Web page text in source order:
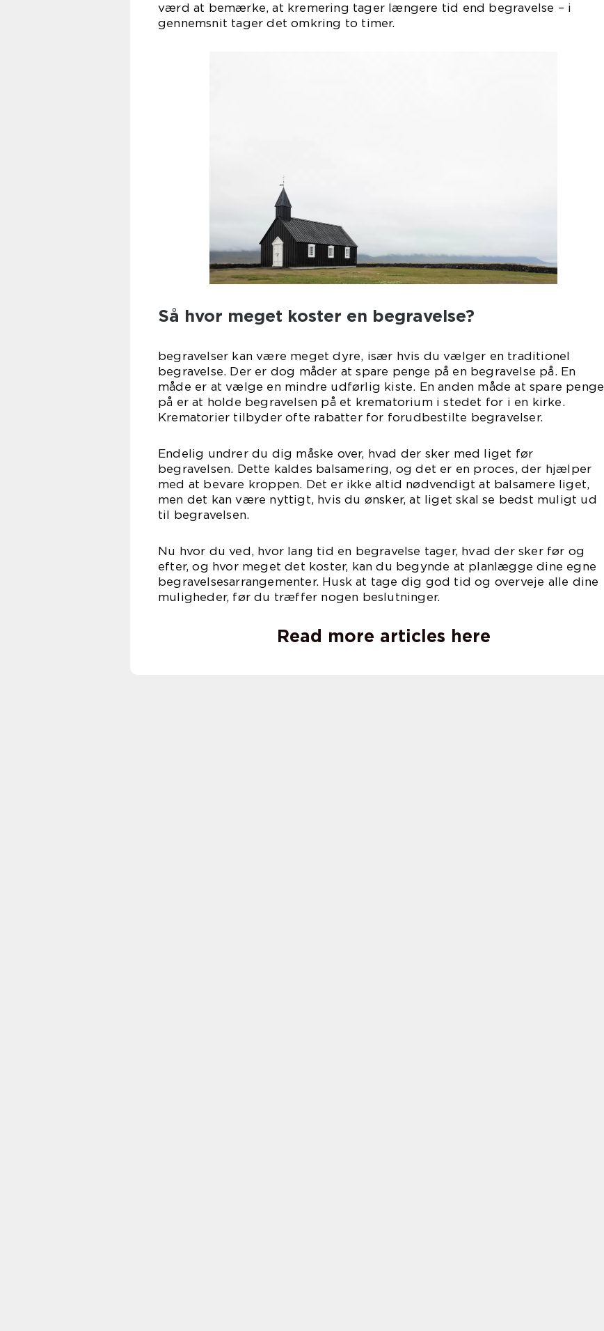
værd at bemærke, at kremering tager længere tid end begravelse – i
gennemsnit tager det omkring to timer.
Så hvor meget koster en begravelse?
begravelser kan være meget dyre, især hvis du vælger en traditionel
begravelse. Der er dog måder at spare penge på en begravelse på. En
måde er at vælge en mindre udførlig kiste. En anden måde at spare penge
på er at holde begravelsen på et krematorium i stedet for i en kirke.
Krematorier tilbyder ofte rabatter for forudbestilte begravelser.
Endelig undrer du dig måske over, hvad der sker med liget før
begravelsen. Dette kaldes balsamering, og det er en proces, der hjælper
med at bevare kroppen. Det er ikke altid nødvendigt at balsamere liget,
men det kan være nyttigt, hvis du ønsker, at liget skal se bedst muligt ud
til begravelsen.
Nu hvor du ved, hvor lang tid en begravelse tager, hvad der sker før og
efter, og hvor meget det koster, kan du begynde at planlægge dine egne
begravelsesarrangementer. Husk at tage dig god tid og overveje alle dine
muligheder, før du træffer nogen beslutninger.
Read more articles here